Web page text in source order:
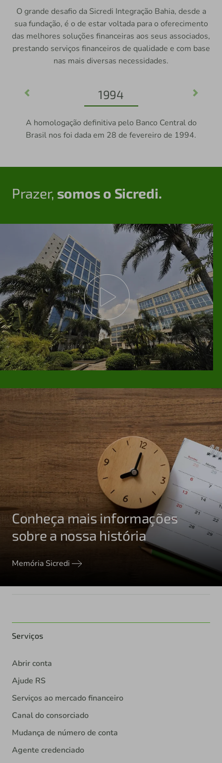
O grande desafio da Sicredi Integração Bahia, desde a
sua fundação, é o de estar voltada para o oferecimento
das melhores soluções financeiras aos seus associados,
prestando serviços financeiros de qualidade e com base
nas mais diversas necessidades.
1994
A homologação definitiva pelo Banco Central do
Brasil nos foi dada em 28 de fevereiro de 1994.
Previous Next
Prazer, somos o Sicredi.
Conheça mais informações
sobre a nossa história
Memória Sicredi
Serviços
Abrir conta
Ajude RS
Serviços ao mercado financeiro
Canal do consorciado
Mudança de número de conta
Agente credenciado